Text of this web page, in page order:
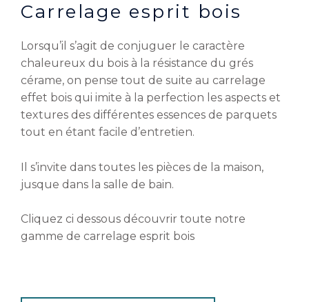
Carrelage esprit bois
Lorsqu’il s’agit de conjuguer le caractère
chaleureux du bois à la résistance du grés
cérame, on pense tout de suite au carrelage
effet bois qui imite à la perfection les aspects et
textures des différentes essences de parquets
tout en étant facile d’entretien.
Il s’invite dans toutes les pièces de la maison,
jusque dans la salle de bain.
Cliquez ci dessous découvrir toute notre
gamme de carrelage esprit bois